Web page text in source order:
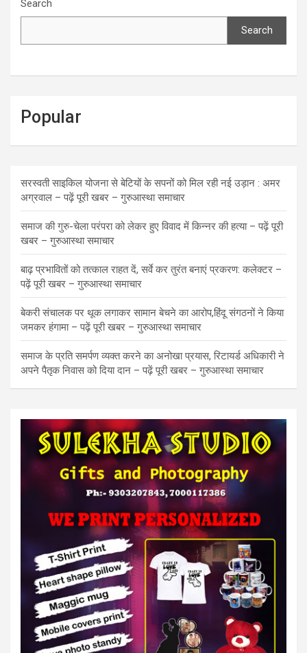
Search
Search
Popular
सरस्वती साइकिल योजना से बेटियों के सपनों को मिल रही नई उड़ान : अमर
अग्रवाल – पढ़ें पूरी खबर – गुरुआस्था समाचार
समाज की गुरु-चेला परंपरा को लेकर हुए विवाद में किन्नर की हत्या – पढ़ें पूरी
खबर – गुरुआस्था समाचार
बाढ़ प्रभावितों को तत्काल राहत दें, सर्वे कर तुरंत बनाएं प्रकरण: कलेक्टर –
पढ़ें पूरी खबर – गुरुआस्था समाचार
बेकरी संचालक पर थूक लगाकर सामान बेचने का आरोप,हिंदू संगठनों ने किया
जमकर हंगामा – पढ़ें पूरी खबर – गुरुआस्था समाचार
समाज के प्रति समर्पण व्यक्त करने का अनोखा प्रयास, रिटायर्ड अधिकारी ने
अपने पैतृक निवास को दिया दान – पढ़ें पूरी खबर – गुरुआस्था समाचार